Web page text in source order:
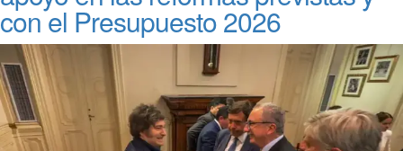
con el Presupuesto 2026